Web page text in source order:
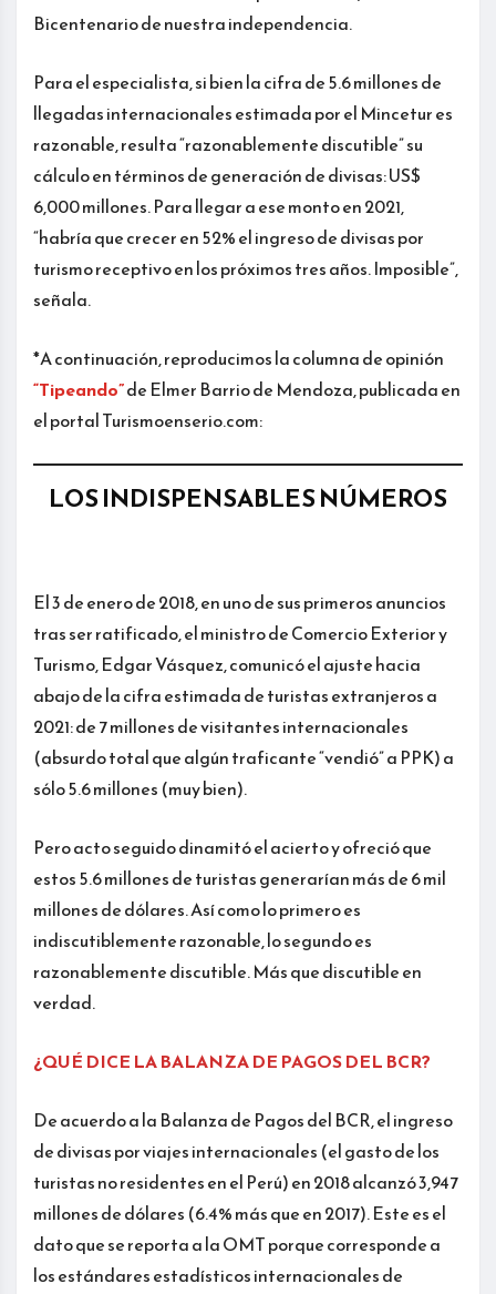
Bicentenario de nuestra independencia.
Para el especialista, si bien la cifra de 5.6 millones de
llegadas internacionales estimada por el Mincetur es
razonable, resulta “razonablemente discutible” su
cálculo en términos de generación de divisas: US$
6,000 millones. Para llegar a ese monto en 2021,
“habría que crecer en 52% el ingreso de divisas por
turismo receptivo en los próximos tres años. Imposible”,
señala.
*A continuación, reproducimos la columna de opinión
“Tipeando”de Elmer Barrio de Mendoza, publicada en
el portal Turismoenserio.com:
LOS INDISPENSABLES NÚMEROS
El 3 de enero de 2018, en uno de sus primeros anuncios
tras ser ratificado, el ministro de Comercio Exterior y
Turismo, Edgar Vásquez, comunicó el ajuste hacia
abajo de la cifra estimada de turistas extranjeros a
2021: de 7 millones de visitantes internacionales
(absurdo total que algún traficante “vendió” a PPK) a
sólo 5.6 millones (muy bien).
Pero acto seguido dinamitó el acierto y ofreció que
estos 5.6 millones de turistas generarían más de 6 mil
millones de dólares. Así como lo primero es
indiscutiblemente razonable, lo segundo es
razonablemente discutible. Más que discutible en
verdad.
¿QUÉ DICE LA BALANZA DE PAGOS DEL BCR?
De acuerdo a la Balanza de Pagos del BCR, el ingreso
de divisas por viajes internacionales (el gasto de los
turistas no residentes en el Perú) en 2018 alcanzó 3,947
millones de dólares (6.4% más que en 2017). Este es el
dato que se reporta a la OMT porque corresponde a
los estándares estadísticos internacionales de